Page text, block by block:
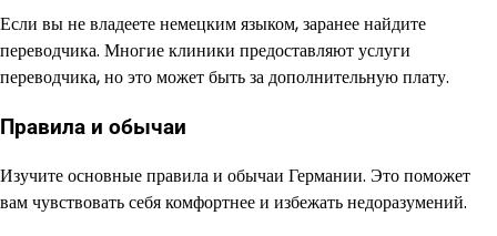
Если вы не владеете немецким языком, заранее найдите
переводчика. Многие клиники предоставляют услуги
переводчика, но это может быть за дополнительную плату.
Правила и обычаи
Изучите основные правила и обычаи Германии. Это поможет
вам чувствовать себя комфортнее и избежать недоразумений.